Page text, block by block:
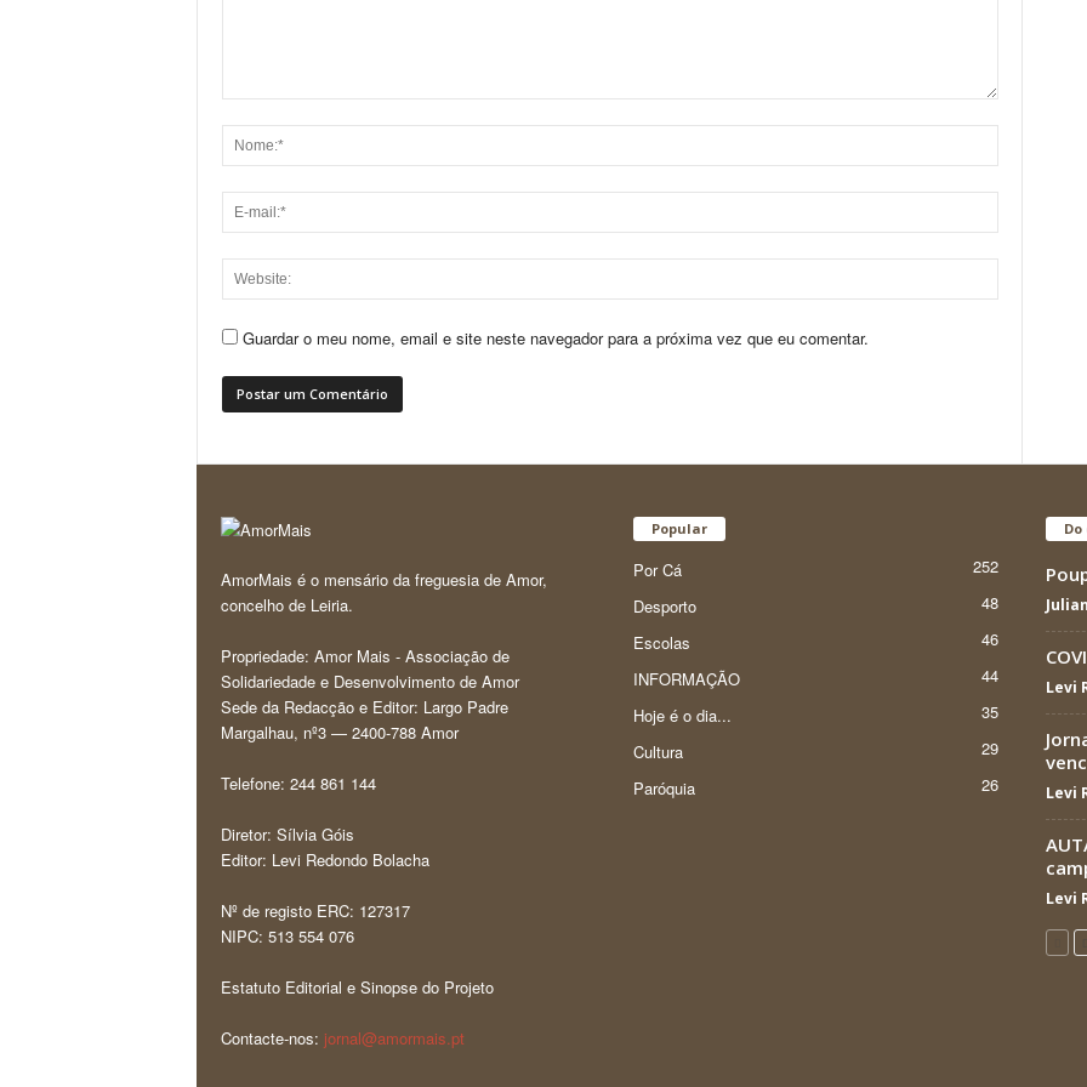
Guardar o meu nome, email e site neste navegador para a próxima vez que eu comentar.
AmorMais é o mensário da freguesia de Amor,
concelho de Leiria.
Propriedade: Amor Mais - Associação de
Solidariedade e Desenvolvimento de Amor
Sede da Redacção e Editor: Largo Padre
Margalhau, nº3 — 2400-788 Amor
Telefone: 244 861 144
Diretor: Sílvia Góis
Editor: Levi Redondo Bolacha
Nº de registo ERC: 127317
NIPC: 513 554 076
Estatuto Editorial e Sinopse do Projeto
Contacte-nos: jornal@amormais.pt
Popular
Por Cá
252
Desporto
48
Escolas
46
INFORMAÇÃO
44
Hoje é o dia...
35
Cultura
29
Paróquia
26
Levi
Levi
Levi